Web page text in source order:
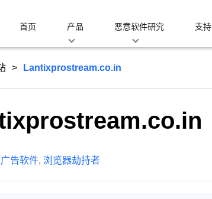
首页 产品 恶意软件研究 支持
Lantixprostream.co.in
广告软件, 浏览器劫持者